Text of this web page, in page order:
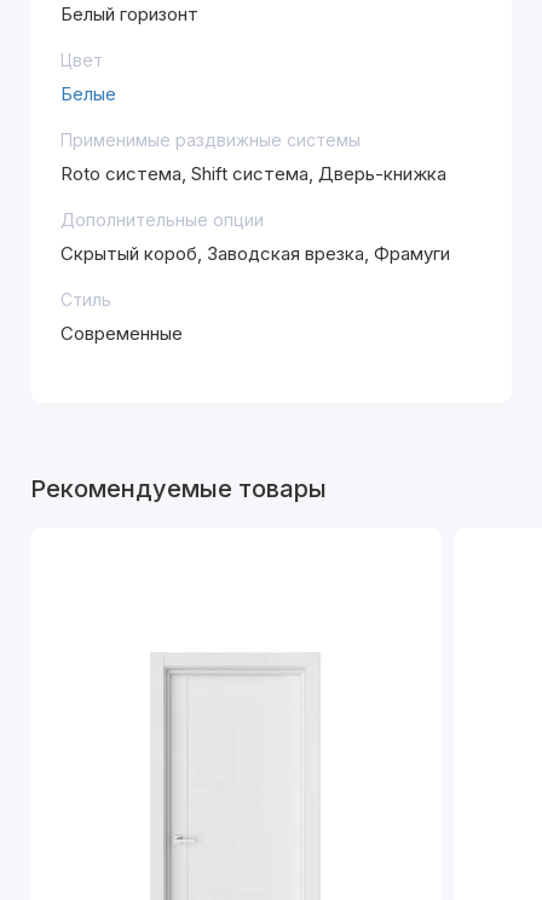
Белый горизонт
Цвет
Белые
Применимые раздвижные системы
Roto система, Shift система, Дверь-книжка
Дополнительные опции
Скрытый короб, Заводская врезка, Фрамуги
Стиль
Современные
Рекомендуемые товары